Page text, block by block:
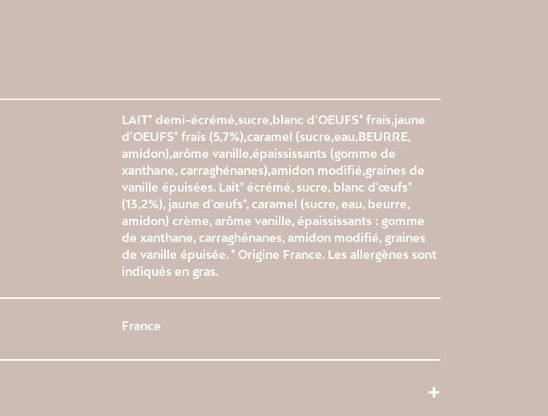
LAIT* demi-écrémé,sucre,blanc d'OEUFS* frais,jaune
d'OEUFS* frais (5,7%),caramel (sucre,eau,BEURRE,
amidon),arôme vanille,épaississants (gomme de
xanthane, carraghénanes),amidon modifié,graines de
vanille épuisées. Lait* écrémé, sucre, blanc d'œufs*
(13,2%), jaune d'œufs*, caramel (sucre, eau, beurre,
amidon) crème, arôme vanille, épaississants : gomme
de xanthane, carraghénanes, amidon modifié, graines
de vanille épuisée. * Origine France. Les allergènes sont
indiqués en gras.
France
+